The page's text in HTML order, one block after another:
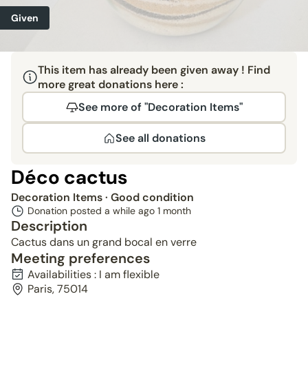
Given
This item has already been given away ! Find
more great donations here :
See more of "Decoration Items"
See all donations
Déco cactus
Decoration Items· Good condition
Donation posted a while ago 1 month
Description
Cactus dans un grand bocal en verre
Meeting preferences
Availabilities : I am flexible
Paris, 75014